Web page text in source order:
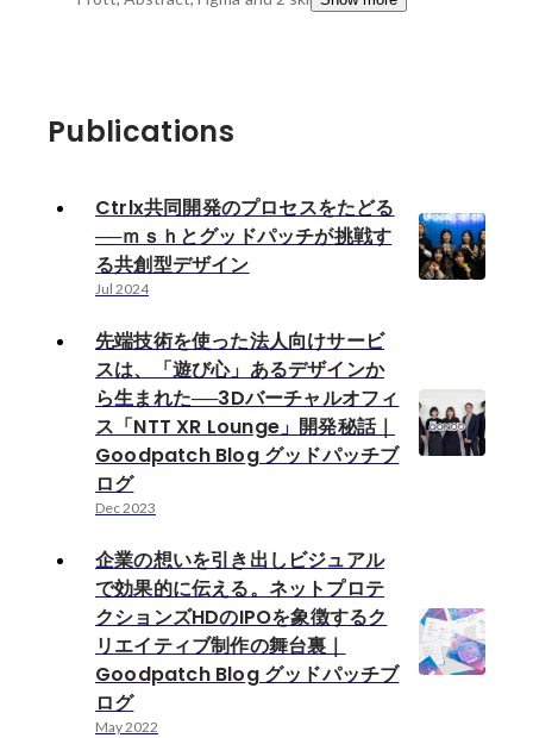
Publications
Ctrlx共同開発のプロセスをたどる
──ｍｓｈとグッドパッチが挑戦す
る共創型デザイン
Jul 2024
先端技術を使った法人向けサービ
スは、「遊び心」あるデザインか
ら生まれた──3Dバーチャルオフィ
ス「NTT XR Lounge」開発秘話｜
Goodpatch Blog グッドパッチブ
ログ
Dec 2023
企業の想いを引き出しビジュアル
で効果的に伝える。ネットプロテ
クションズHDのIPOを象徴するク
リエイティブ制作の舞台裏｜
Goodpatch Blog グッドパッチブ
ログ
May 2022